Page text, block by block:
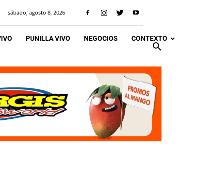
sábado, agosto 8, 2026
PUNILLA VIVO NEGOCIOS CONTEXTO